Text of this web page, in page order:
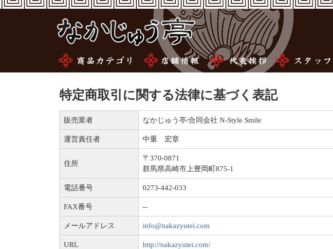
特定商取引に関する法律に基づく表記
販売業者 なかじゅう亭/合同会社 N-Style Smile
運営責任者 中重 宏章
住所
〒370-0871
群馬県高崎市上豊岡町875-1
電話番号 0273-442-033
FAX番号 --
メールアドレス info@nakazyutei.com
URL http://nakazyutei.com/